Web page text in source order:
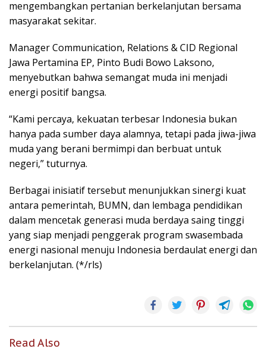
mengembangkan pertanian berkelanjutan bersama
masyarakat sekitar.
Manager Communication, Relations & CID Regional
Jawa Pertamina EP, Pinto Budi Bowo Laksono,
menyebutkan bahwa semangat muda ini menjadi
energi positif bangsa.
“Kami percaya, kekuatan terbesar Indonesia bukan
hanya pada sumber daya alamnya, tetapi pada jiwa-jiwa
muda yang berani bermimpi dan berbuat untuk
negeri,” tuturnya.
Berbagai inisiatif tersebut menunjukkan sinergi kuat
antara pemerintah, BUMN, dan lembaga pendidikan
dalam mencetak generasi muda berdaya saing tinggi
yang siap menjadi penggerak program swasembada
energi nasional menuju Indonesia berdaulat energi dan
berkelanjutan. (*/rls)
Read Also